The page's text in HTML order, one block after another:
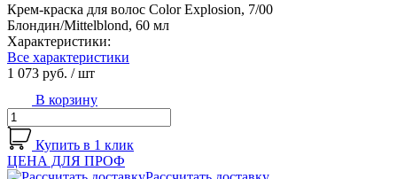
Крем-краска для волос Color Explosion, 7/00
Блондин/Mittelblond, 60 мл
Характеристики:
Все характеристики
1 073 руб. / шт
В корзину
Купить в 1 клик
ЦЕНА ДЛЯ ПРОФ